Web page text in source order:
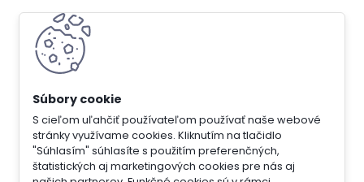
S cieľom uľahčiť používateľom používať naše webové
stránky využívame cookies. Kliknutím na tlačidlo
"Súhlasím" súhlasíte s použitím preferenčných,
štatistických aj marketingových cookies pre nás aj